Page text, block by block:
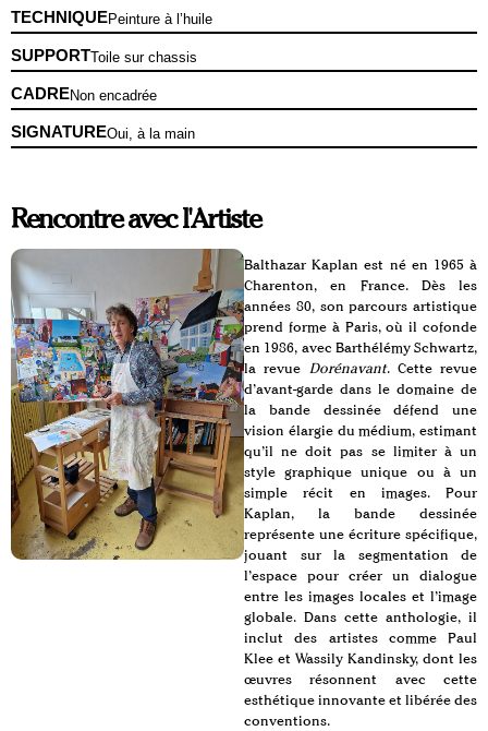
TECHNIQUEPeinture à l’huile
SUPPORTToile sur chassis
CADRENon encadrée
SIGNATUREOui, à la main
Rencontre avec l'Artiste
Balthazar Kaplan est né en 1965 à
Charenton, en France. Dès les
années 80, son parcours artistique
prend forme à Paris, où il cofonde
en 1986, avec Barthélémy Schwartz,
la revue Dorénavant. Cette revue
d’avant-garde dans le domaine de
la bande dessinée défend une
vision élargie du médium, estimant
qu’il ne doit pas se limiter à un
style graphique unique ou à un
simple récit en images. Pour
Kaplan, la bande dessinée
représente une écriture spécifique,
jouant sur la segmentation de
l’espace pour créer un dialogue
entre les images locales et l’image
globale. Dans cette anthologie, il
inclut des artistes comme Paul
Klee et Wassily Kandinsky, dont les
œuvres résonnent avec cette
esthétique innovante et libérée des
conventions.